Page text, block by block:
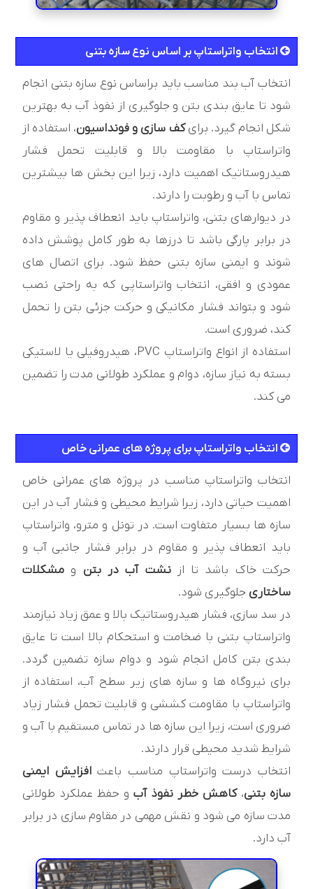
انتخاب واتراستاپ بر اساس نوع سازه بتنی
انتخاب آب بند مناسب باید براساس نوع سازه بتنی انجام
شود تا عایق بندی بتن و جلوگیری از نفوذ آب به بهترین
شکل انجام گیرد. برایکف سازی و فونداسیون، استفاده از
واتراستاپ با مقاومت بالا و قابلیت تحمل فشار
هیدروستاتیک اهمیت دارد، زیرا این بخش ها بیشترین
تماس با آب و رطوبت را دارند.
در دیوارهای بتنی، واتراستاپ باید انعطاف پذیر و مقاوم
در برابر پارگی باشد تا درزها به طور کامل پوشش داده
شوند و ایمنی سازه بتنی حفظ شود. برای اتصال های
عمودی و افقی، انتخاب واتراستاپی که به راحتی نصب
شود و بتواند فشار مکانیکی و حرکت جزئی بتن را تحمل
کند، ضروری است.
استفاده از انواع واتراستاپ PVC، هیدروفیلی یا لاستیکی
بسته به نیاز سازه، دوام و عملکرد طولانی مدت را تضمین
می کند.
انتخاب واتراستاپ برای پروژه های عمرانی خاص
انتخاب واتراستاپ مناسب در پروژه های عمرانی خاص
اهمیت حیاتی دارد، زیرا شرایط محیطی و فشار آب در این
سازه ها بسیار متفاوت است. در تونل و مترو، واتراستاپ
باید انعطاف پذیر و مقاوم در برابر فشار جانبی آب و
حرکت خاک باشد تا ازنشت آب در بتن و مشکلات
ساختاری جلوگیری شود.
در سد سازی، فشار هیدروستاتیک بالا و عمق زیاد نیازمند
واتراستاپ بتنی با ضخامت و استحکام بالا است تا عایق
بندی بتن کامل انجام شود و دوام سازه تضمین گردد.
برای نیروگاه ها و سازه های زیر سطح آب، استفاده از
واتراستاپ با مقاومت کششی و قابلیت تحمل فشار زیاد
ضروری است، زیرا این سازه ها در تماس مستقیم با آب و
شرایط شدید محیطی قرار دارند.
انتخاب درست واتراستاپ مناسب باعثافزایش ایمنی
سازه بتنی،کاهش خطر نفوذ آب و حفظ عملکرد طولانی
مدت سازه می شود و نقش مهمی در مقاوم سازی در برابر
آب دارد.